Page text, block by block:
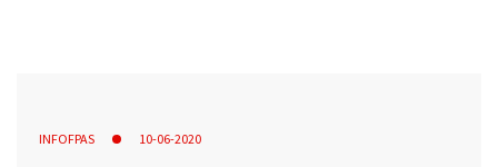
INFOFPAS 10-06-2020